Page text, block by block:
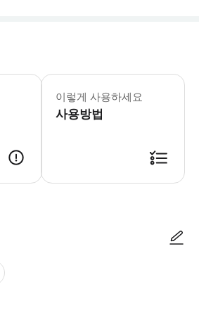
이렇게 사용하세요
사용방법